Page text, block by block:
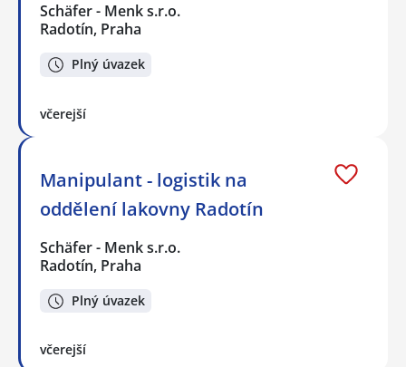
Schäfer - Menk s.r.o.
Radotín, Praha
Plný úvazek
včerejší
Manipulant - logistik na
oddělení lakovny Radotín
Schäfer - Menk s.r.o.
Radotín, Praha
Plný úvazek
včerejší